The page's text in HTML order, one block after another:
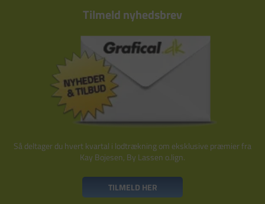
Tilmeld nyhedsbrev
Så deltager du hvert kvartal i lodtrækning om eksklusive præmier fra
Kay Bojesen, By Lassen o.lign.
TILMELD HER